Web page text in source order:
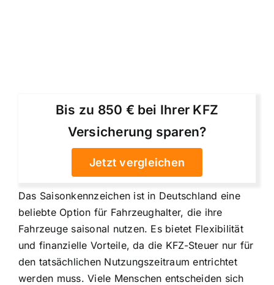
Bis zu 850 € bei Ihrer KFZ
Versicherung sparen?
Jetzt vergleichen
Das Saisonkennzeichen ist in Deutschland eine
beliebte Option für Fahrzeughalter, die ihre
Fahrzeuge saisonal nutzen. Es bietet Flexibilität
und finanzielle Vorteile, da die KFZ-Steuer nur für
den tatsächlichen Nutzungszeitraum entrichtet
werden muss. Viele Menschen entscheiden sich